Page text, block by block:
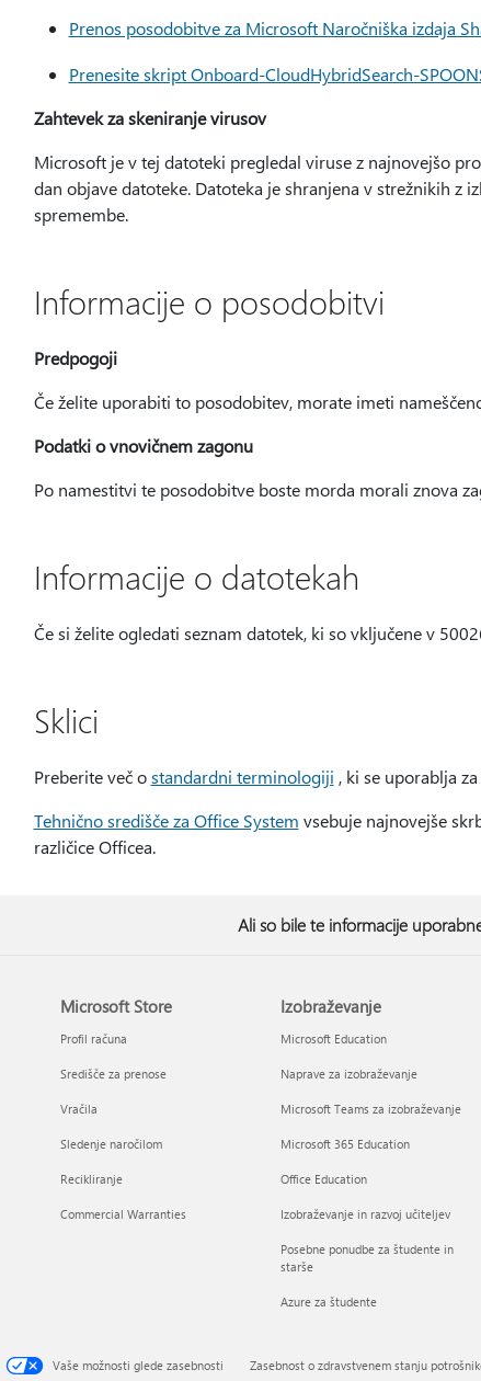
Prenos posodobitve za Microsoft Naročniška izdaja
Prenesite skript Onboard-CloudHybridSearch-
Zahtevek za skeniranje virusov
Microsoft je v tej datoteki pregledal viruse z najnovejšo
dan objave datoteke. Datoteka je shranjena v strežnikih z
spremembe.
Informacije o posodobitvi
Predpogoji
Če želite uporabiti to posodobitev, morate imeti
Podatki o vnovičnem zagonu
Po namestitvi te posodobitve boste morda morali znova
Informacije o datotekah
Če si želite ogledati seznam datotek, ki so vključene v
Sklici
Preberite več ostandardni terminologiji , ki se uporablja
Tehnično središče za Office System vsebuje najnovejše
različice Officea.
Ali so bile te informacije
Microsoft Store
Profil računa
Središče za prenose
Vračila
Sledenje naročilom
Recikliranje
Commercial Warranties
Izobraževanje
Microsoft Education
Naprave za izobraževanje
Microsoft Teams za izobraževanje
Microsoft 365 Education
Office Education
Izobraževanje in razvoj učiteljev
Posebne ponudbe za študente in
starše
Azure za študente
Vaše možnosti glede zasebnosti Zasebnost o zdravstvenem stanju